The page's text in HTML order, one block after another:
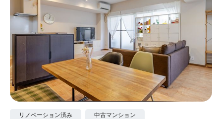
リノベーション済み 中古マンション